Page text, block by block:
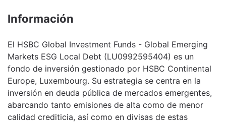
Información
El HSBC Global Investment Funds - Global Emerging
Markets ESG Local Debt (LU0992595404) es un
fondo de inversión gestionado por HSBC Continental
Europe, Luxembourg. Su estrategia se centra en la
inversión en deuda pública de mercados emergentes,
abarcando tanto emisiones de alta como de menor
calidad crediticia, así como en divisas de estas